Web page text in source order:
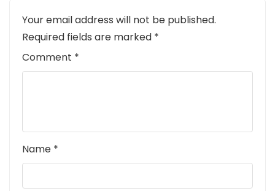
Your email address will not be published.
Required fields are marked *
Comment *
Name *